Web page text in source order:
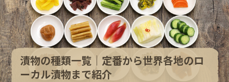
漬物の種類一覧│定番から世界各地のロ
ーカル漬物まで紹介